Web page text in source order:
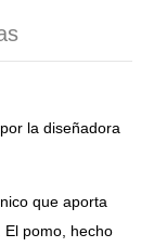
la diseñadora
que aporta
El pomo, hecho